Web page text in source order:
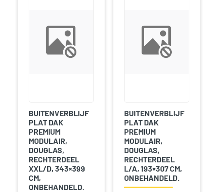
BUITENVERBLIJF
PLAT DAK
PREMIUM
MODULAIR,
DOUGLAS,
RECHTERDEEL
XXL/D, 343×399
CM,
ONBEHANDELD.
BUITENVERBLIJF
PLAT DAK
PREMIUM
MODULAIR,
DOUGLAS,
RECHTERDEEL
L/A, 193×307 CM,
ONBEHANDELD.